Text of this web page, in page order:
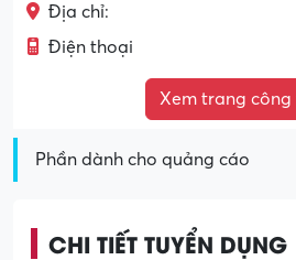
Địa chỉ:
Điện thoại
Xem trang công
Phần dành cho quảng cáo
CHI TIẾT TUYỂN DỤNG